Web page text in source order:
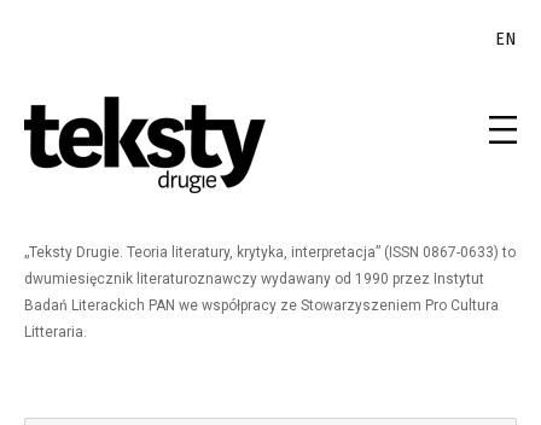
EN
„Teksty Drugie. Teoria literatury, krytyka, interpretacja” (ISSN 0867-0633) to
dwumiesięcznik literaturoznawczy wydawany od 1990 przez Instytut
Badań Literackich PAN we współpracy ze Stowarzyszeniem Pro Cultura
Litteraria.